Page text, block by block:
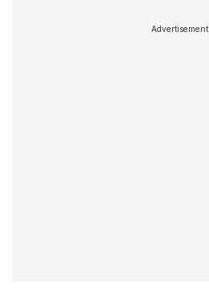
Advertisement